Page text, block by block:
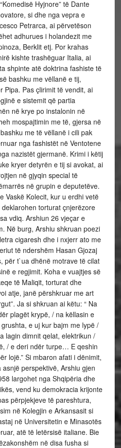
Hyjnore” të Dante
si dhe nga vepra e
Petrarca, ai përvetëson
adhurues i holandezit me
Berklit etj. Por krahas
kishte trashëguar Italia, ai
shpinte atë doktrina fashiste të
bashku me vëllanë e tij,
Pipa. Pas çlirimit të vendit, ai
e sistemit që partia
në krye po instalonin në
mospajtimin me të, gjersa në
me të vëllanë i cili pak
nga fashistët në Ventotene
nazistët gjermanë. Krimi i këtij
kryer detyrën e tij si avokat, ai
në gjyqin special të
në grupin e deputetëve.
Vaskë Kolecit, kur u erdhi vetë
torturat çnjerëzore
vdiq. Arshiun 26 vjeçar e
Në burg, Arshiu shkruan poezi
cigaresh dhe i nxjerr ato me
të ndershëm Hasan Gjozaj
për t`ua dhënë motrave të cilat
e regjimit. Koha e vuajtjes së
të Maliqit, torturat dhe
atje, janë përshkruar me art
Ja si shkruan ai këtu: “ Na
plagët krypë, / na këllasin e
e uj kur bajm me lypë /
lagin dimnit qelat, elektrikun /
/ e deri ndër turpe… E qeshin
lojë.” Si mbaron afati i dënimit,
perspektivë, Arshiu gjen
largohet nga Shqipëria dhe
vend ku demokracia krijonte
përpjekjeve të pareshtura,
në Kolegjin e Arkansasit si
në Universitetin e Minasotës
atë të letërsisë italiane. Bie
në disa fusha si